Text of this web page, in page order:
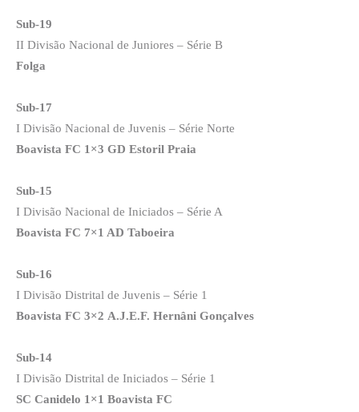
Sub-19
II Divisão Nacional de Juniores – Série B
Folga
Sub-17
I Divisão Nacional de Juvenis – Série Norte
Boavista FC 1×3 GD Estoril Praia
Sub-15
I Divisão Nacional de Iniciados – Série A
Boavista FC 7×1 AD Taboeira
Sub-16
I Divisão Distrital de Juvenis – Série 1
Boavista FC 3×2 A.J.E.F. Hernâni Gonçalves
Sub-14
I Divisão Distrital de Iniciados – Série 1
SC Canidelo 1×1 Boavista FC